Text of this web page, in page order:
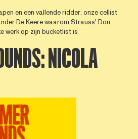
en een vallende ridder: onze cellist
De Keere waarom Strauss' Don
werk op zijn bucketlist is
NICOLA